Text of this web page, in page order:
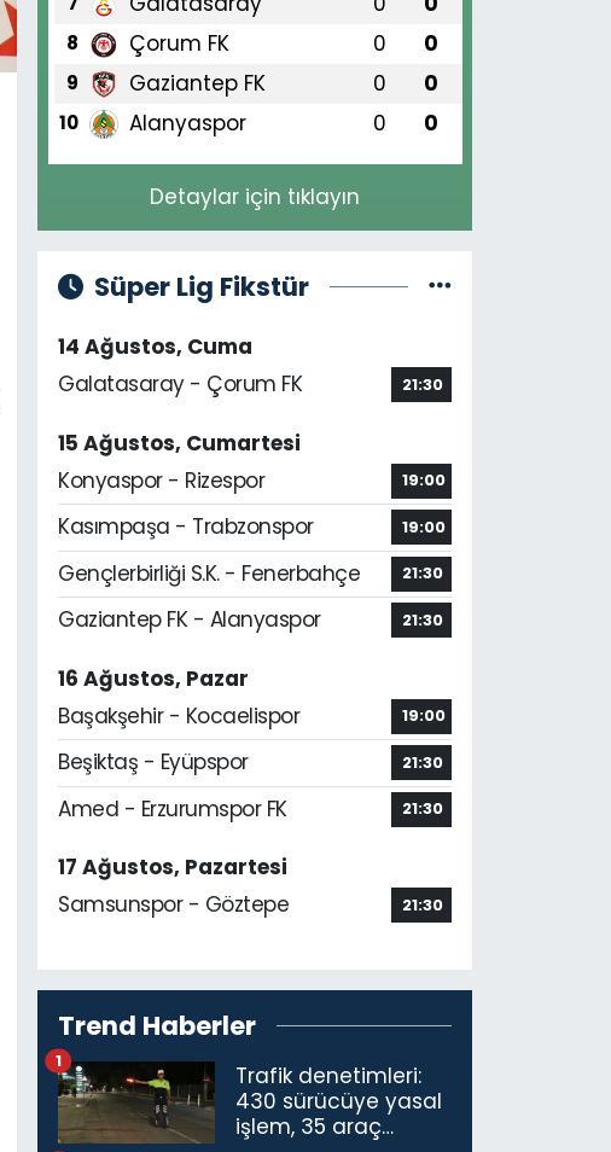
8 Çorum FK 0 0
9 Gaziantep FK 0 0
10 Alanyaspor 0 0
Detaylar için tıklayın
Süper Lig Fikstür
14 Ağustos, Cuma
Galatasaray - Çorum FK
21:30
15 Ağustos, Cumartesi
Konyaspor - Rizespor
19:00
Kasımpaşa - Trabzonspor 19:00
Gençlerbirliği S.K. - Fenerbahçe 21:30
Gaziantep FK - Alanyaspor 21:30
16 Ağustos, Pazar
Başakşehir - Kocaelispor
19:00
Beşiktaş - Eyüpspor 21:30
Amed - Erzurumspor FK 21:30
17 Ağustos, Pazartesi
Samsunspor - Göztepe
21:30
Trend Haberler
Trafik denetimleri:
430 sürücüye yasal
işlem, 35 araç
1